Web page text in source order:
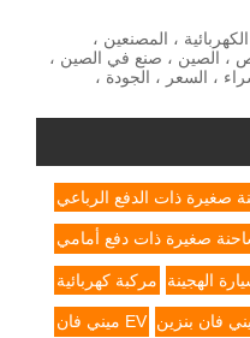
الكلمات الساخنة: M70L MINIVAN الكهربائية ، المصنعين ،
، الصين ، صنع في الصين ،
، السعر ، الجودة ،
صغيرة ذات الدفع الرباعي
صغيرة ذات دفع أمامي
مركبة كهربائية الهجينة
EV ميني فان فان بنزين